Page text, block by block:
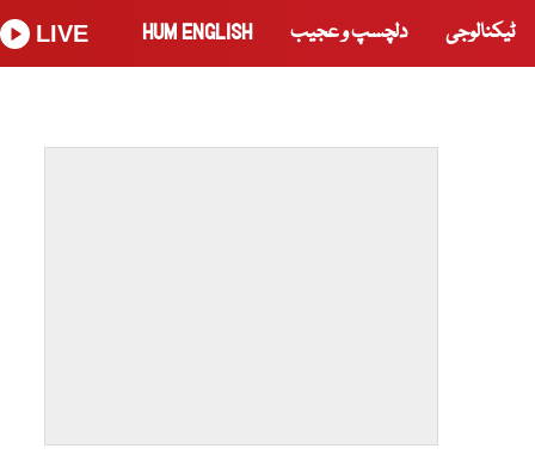
ٹیکنالوجی دلچسپ و عجیب HUM ENGLISH
LIVE